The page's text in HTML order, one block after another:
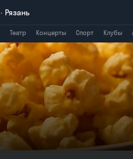
Рязань
Театр Концерты Спорт Клубы
Брянск